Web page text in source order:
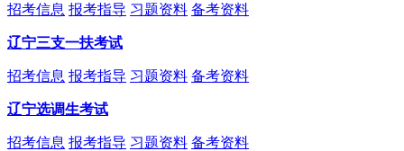
招考信息 报考指导 习题资料 备考资料
辽宁三支一扶考试
招考信息 报考指导 习题资料 备考资料
辽宁选调生考试
招考信息 报考指导 习题资料 备考资料